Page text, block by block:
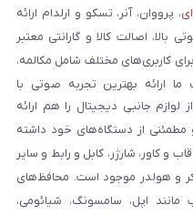
، پرووان، آنر، تسکو و ارلدام ارائه
اصالت کالا و گارانتی معتبر
کاربری‌های مختلف شامل مکالمه،
ارائه بهترین تجربه صوتی با
جانبی دیجیتال را هم ارائه
مطمئنی از دستگاه‌های خود داشته
قاب و کاور، شارژر، کابل و رابط و سایر
و هولدر موجود است. محافظ‌های
اپل، سامسونگ، شیائومی،